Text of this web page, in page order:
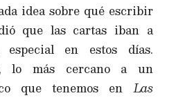
idea sobre qué escribir
que las cartas iban a
especial en estos días.
lo más cercano a un
que tenemos enLas